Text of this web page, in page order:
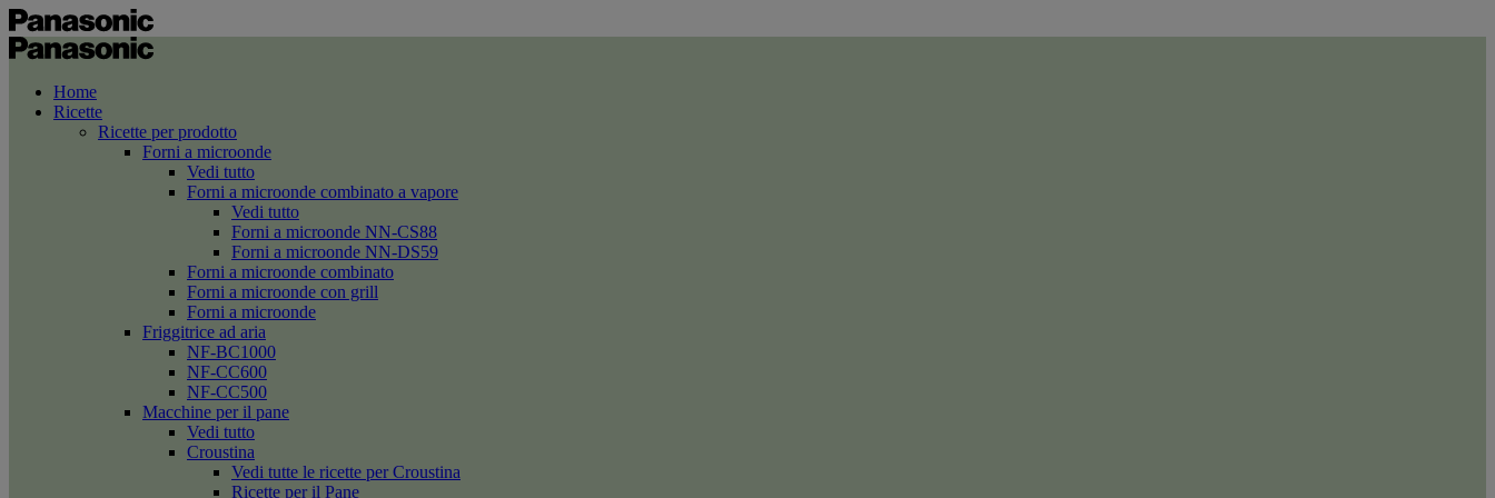
Home
Ricette
Ricette per prodotto
Forni a microonde
Vedi tutto
Forni a microonde combinato a vapore
Vedi tutto
Forni a microonde NN-CS88
Forni a microonde NN-DS59
Forni a microonde combinato
Forni a microonde con grill
Forni a microonde
Friggitrice ad aria
NF-BC1000
NF-CC600
NF-CC500
Macchine per il pane
Vedi tutto
Croustina
Vedi tutte le ricette per Croustina
Ricette per il Pane